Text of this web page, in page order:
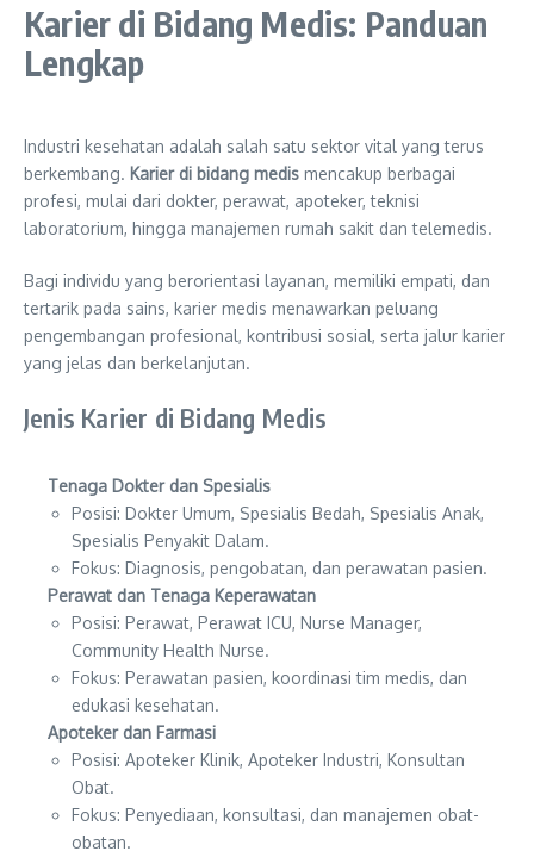
Karier di Bidang Medis: Panduan
Lengkap
Industri kesehatan adalah salah satu sektor vital yang terus
berkembang. Karier di bidang medis mencakup berbagai
profesi, mulai dari dokter, perawat, apoteker, teknisi
laboratorium, hingga manajemen rumah sakit dan telemedis.
Bagi individu yang berorientasi layanan, memiliki empati, dan
tertarik pada sains, karier medis menawarkan peluang
pengembangan profesional, kontribusi sosial, serta jalur karier
yang jelas dan berkelanjutan.
Jenis Karier di Bidang Medis
Tenaga Dokter dan Spesialis
Posisi: Dokter Umum, Spesialis Bedah, Spesialis Anak,
Spesialis Penyakit Dalam.
Fokus: Diagnosis, pengobatan, dan perawatan pasien.
Perawat dan Tenaga Keperawatan
Posisi: Perawat, Perawat ICU, Nurse Manager,
Community Health Nurse.
Fokus: Perawatan pasien, koordinasi tim medis, dan
edukasi kesehatan.
Apoteker dan Farmasi
Posisi: Apoteker Klinik, Apoteker Industri, Konsultan
Obat.
Fokus: Penyediaan, konsultasi, dan manajemen obat-
obatan.